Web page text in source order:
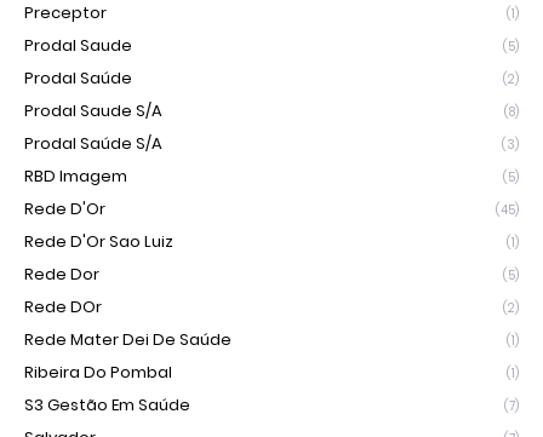
Preceptor (1)
Prodal Saude (5)
Prodal Saúde (2)
Prodal Saude S/A (8)
Prodal Saúde S/A (3)
RBD Imagem (5)
Rede D'Or (45)
Rede D'Or Sao Luiz (1)
Rede Dor (5)
Rede DOr (2)
Rede Mater Dei De Saúde (1)
Ribeira Do Pombal (1)
S3 Gestão Em Saúde (7)